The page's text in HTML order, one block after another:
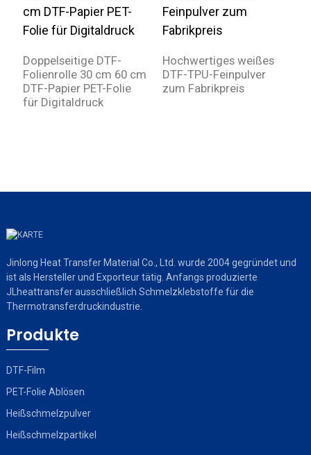
Doppelseitige DTF-
Folienrolle 30 cm 60 cm
DTF-Papier PET-Folie
für Digitaldruck
Hochwertiges weißes
DTF-TPU-Feinpulver
zum Fabrikpreis
Jinlong Heat Transfer Material Co., Ltd. wurde 2004 gegründet und
ist als Hersteller und Exporteur tätig. Anfangs produzierte
JLheattransfer ausschließlich Schmelzklebstoffe für die
Thermotransferdruckindustrie.
Produkte
DTF-Film
PET-Folie Ablösen
Heißschmelzpulver
Heißschmelzpartikel